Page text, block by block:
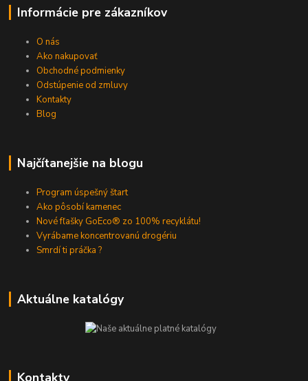
Informácie pre zákazníkov
O nás
Ako nakupovať
Obchodné podmienky
Odstúpenie od zmluvy
Kontakty
Blog
Najčítanejšie na blogu
Program úspešný štart
Ako pôsobí kamenec
Nové fľašky GoEco® zo 100% recyklátu!
Vyrábame koncentrovanú drogériu
Smrdí ti práčka ?
Aktuálne katalógy
Kontakty